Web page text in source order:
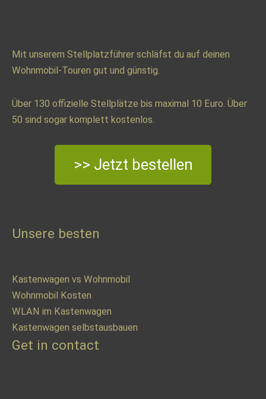
Mit unserem Stellplatzführer schläfst du auf deinen
Wohnmobil-Touren gut und günstig.
Über 130 offizielle Stellplätze bis maximal 10 Euro. Über
50 sind sogar komplett kostenlos.
>> Jetzt bestellen
Unsere besten
Kastenwagen vs Wohnmobil
Wohnmobil Kosten
WLAN im Kastenwagen
Kastenwagen selbstausbauen
Get in contact